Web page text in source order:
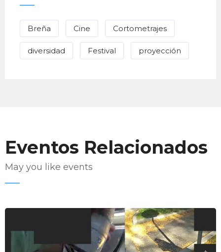
Enviar Correo
Breña Cine Cortometrajes
diversidad Festival proyección
Eventos Relacionados
May you like events